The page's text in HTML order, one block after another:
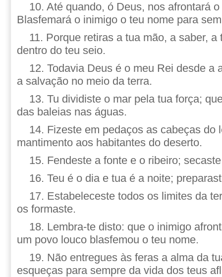
10. Até quando, ó Deus, nos afrontará
Blasfemará o inimigo o teu nome para
11. Porque retiras a tua mão, a saber, a
dentro do teu seio.
12. Todavia Deus é o meu Rei desde a
a salvação no meio da terra.
13. Tu dividiste o mar pela tua força;
das baleias nas águas.
14. Fizeste em pedaços as cabeças do
mantimento aos habitantes do deserto.
15. Fendeste a fonte e o ribeiro;
16. Teu é o dia e tua é a noite;
17. Estabeleceste todos os limites da
os formaste.
18. Lembra-te disto: que o inimigo
um povo louco blasfemou o teu nome.
19. Não entregues às feras a alma da
esqueças para sempre da vida dos teus